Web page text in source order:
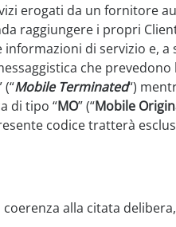
erogati da un fornitore
raggiungere i propri
di servizio e, a
che
(“Mobile Terminated“)
di tipo “MO” (“Mobile
codice tratterà
alla citata delibera,